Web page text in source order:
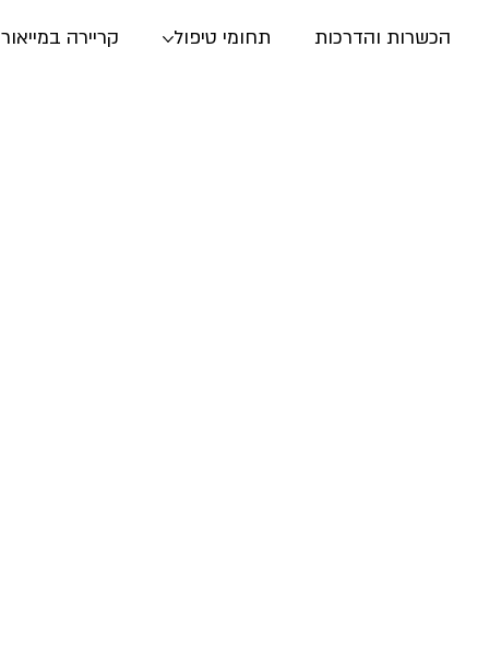
הכשרות והדרכות תחומי טיפול קריירה במייאור